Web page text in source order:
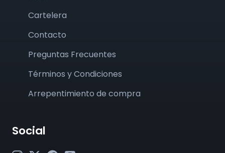
Cartelera
Contacto
Preguntas Frecuentes
Términos y Condiciones
Arrepentimiento de compra
Social